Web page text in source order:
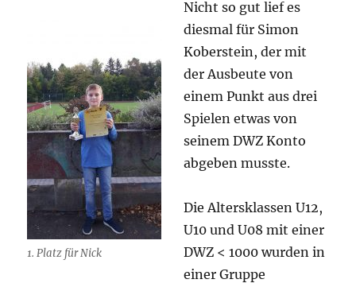
1. Platz für Nick
Nicht so gut lief es
diesmal für Simon
Koberstein, der mit
der Ausbeute von
einem Punkt aus drei
Spielen etwas von
seinem DWZ Konto
abgeben musste.
Die Altersklassen U12,
U10 und U08 mit einer
DWZ < 1000 wurden in
einer Gruppe